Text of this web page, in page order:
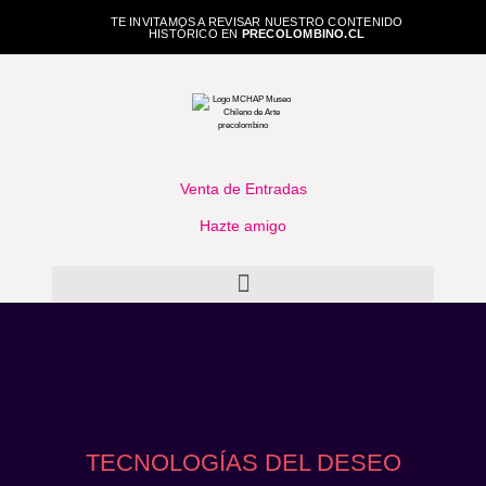
TE INVITAMOS A REVISAR NUESTRO CONTENIDO
HISTÓRICO EN PRECOLOMBINO.CL
Venta de Entradas
Hazte amigo
TECNOLOGÍAS DEL DESEO